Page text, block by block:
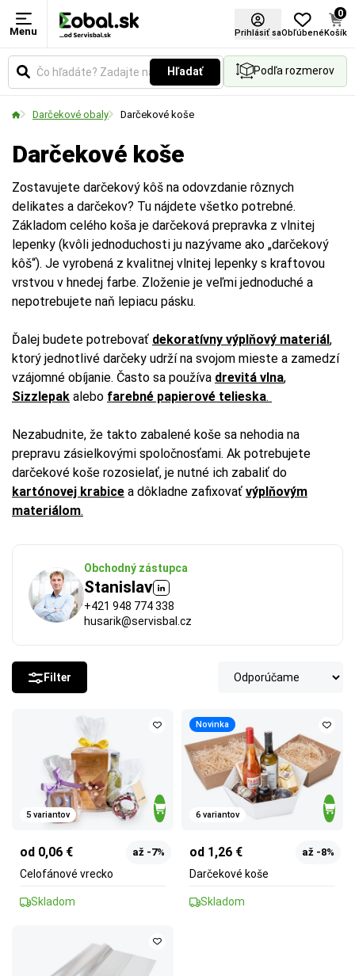
Menu Prihlásiť saObľúbené
0
Košík
Hľadať Podľa rozmerov
Darčekové obaly Darčekové koše
Darčekové koše
Zostavujete darčekový kôš na odovzdanie rôznych
delikates a darčekov? Tu nájdete všetko potrebné.
Základom celého koša je darčeková prepravka z vlnitej
lepenky (kvôli jednoduchosti ju nazývame ako „darčekový
kôš“). Je vyrobená z kvalitnej vlnitej lepenky s kraftovou
vrstvou v hnedej farbe. Zloženie je veľmi jednoduché a
nepotrebujete naň lepiacu pásku.
Ďalej budete potrebovať dekoratívny výplňový materiál,
ktorý jednotlivé darčeky udrží na svojom mieste a zamedzí
vzájomné obíjanie. Často sa používa drevitá vlna,
Sizzlepak alebo farebné papierové telieska.
Nezabudnite, že takto zabalené koše sa nehodia na
prepravu zásielkovými spoločnosťami. Ak potrebujete
darčekové koše rozosielať, je nutné ich zabaliť do
kartónovej krabice a dôkladne zafixovať výplňovým
materiálom.
Obchodný zástupca
Stanislav
+421 948 774 338
husarik@servisbal.cz
Filter
5 variantov
od 0,06 € až -7%
Celofánové vrecko
Skladom
Novinka
6 variantov
od 1,26 € až -8%
Darčekové koše
Skladom